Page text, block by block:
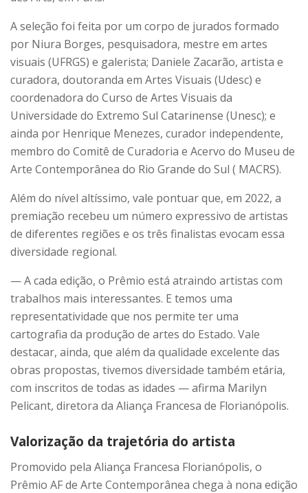
A seleção foi feita por um corpo de jurados formado
por Niura Borges, pesquisadora, mestre em artes
visuais (UFRGS) e galerista; Daniele Zacarão, artista e
curadora, doutoranda em Artes Visuais (Udesc) e
coordenadora do Curso de Artes Visuais da
Universidade do Extremo Sul Catarinense (Unesc); e
ainda por Henrique Menezes, curador independente,
membro do Comitê de Curadoria e Acervo do Museu de
Arte Contemporânea do Rio Grande do Sul ( MACRS).
Além do nível altíssimo, vale pontuar que, em 2022, a
premiação recebeu um número expressivo de artistas
de diferentes regiões e os três finalistas evocam essa
diversidade regional.
— A cada edição, o Prêmio está atraindo artistas com
trabalhos mais interessantes. E temos uma
representatividade que nos permite ter uma
cartografia da produção de artes do Estado. Vale
destacar, ainda, que além da qualidade excelente das
obras propostas, tivemos diversidade também etária,
com inscritos de todas as idades — afirma Marilyn
Pelicant, diretora da Aliança Francesa de Florianópolis.
Valorização da trajetória do artista
Promovido pela Aliança Francesa Florianópolis, o
Prêmio AF de Arte Contemporânea chega à nona edição